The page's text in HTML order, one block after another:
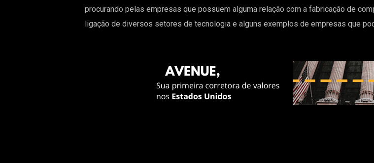
procurando pelas empresas que possuem alguma relação com a fabricação de
ligação de diversos setores de tecnologia e alguns exemplos de empresas que